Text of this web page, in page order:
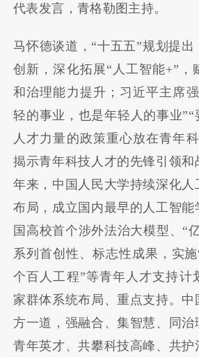
代表发言，青格勒图主持。
马怀德谈道，“十五五”规划提
创新，深化拓展“人工智能+”，
和治理能力提升；习近平主席
轻的事业，也是年轻人的事业
人才力量的政策重心放在青年
揭示青年科技人才的先锋引领
年来，中国人民大学持续深化
布局，成立国内最早的人工智
国高校首个涉外法治大模型、“
系列首创性、标志性成果，实施
个百人工程”等青年人才支持计
家群体系统布局、重点支持。
方一道，强融合、集智慧、同
青年英才、共攀科技高峰、共